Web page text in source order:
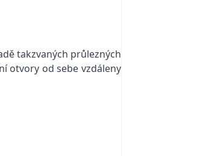
takzvaných průlezných
otvory od sebe vzdáleny